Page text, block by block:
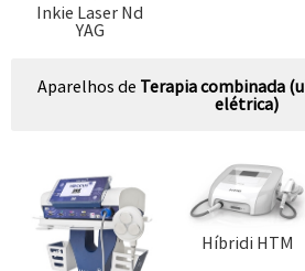
Inkie Laser Nd
YAG
Aparelhos de Terapia combinada
elétrica)
Híbridi HTM